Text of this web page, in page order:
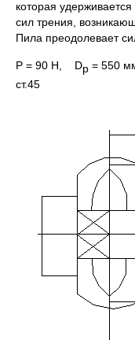
которая
сил трения,
Пила преодолевает
P = 90 Н, Dp = 550
ст.45